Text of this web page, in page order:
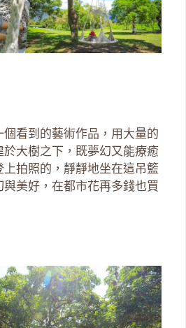
看到的藝術作品，用大量的
大樹之下，既夢幻又能療癒
拍照的，靜靜地坐在這吊籃
美好，在都市花再多錢也買